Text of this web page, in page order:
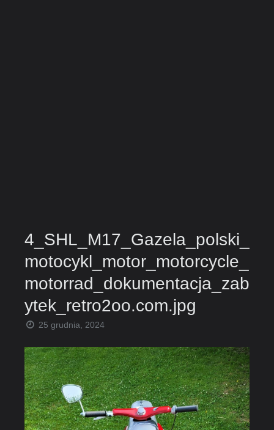
4_SHL_M17_Gazela_polski_
motocykl_motor_motorcycle_
motorrad_dokumentacja_zab
ytek_retro2oo.com.jpg
25 grudnia, 2024